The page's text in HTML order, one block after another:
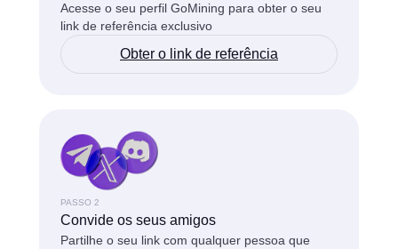
Acesse o seu perfil GoMining para obter o seu
link de referência exclusivo
Obter o link de referência
PASSO 2
Convide os seus amigos
Partilhe o seu link com qualquer pessoa que